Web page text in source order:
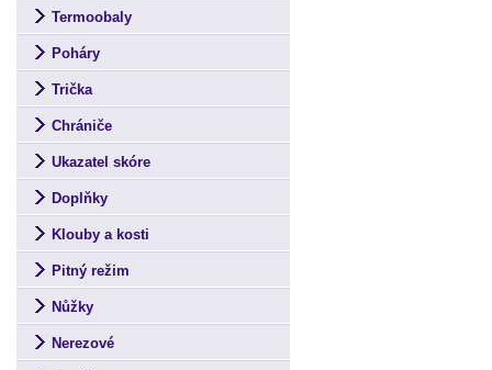
Termoobaly
Poháry
Trička
Chrániče
Ukazatel skóre
Doplňky
Klouby a kosti
Pitný režim
Nůžky
Nerezové